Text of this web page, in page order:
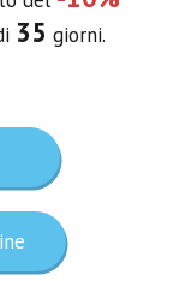
35 giorni.